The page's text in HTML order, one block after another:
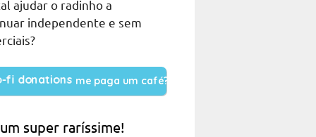
ajudar o radinho a
independente e sem
me paga um café?
super raríssime!